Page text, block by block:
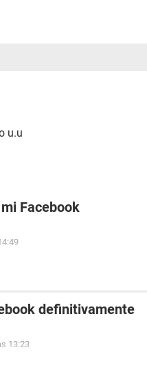
u.u
Facebook
definitivamente
13:23